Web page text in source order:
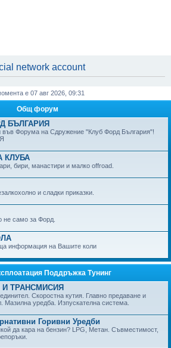
network account
е 07 авг 2026, 09:31
Общ форум
БЪЛГАРИЯ
Форума на Сдружение "Клуб Форд България"!
КЛУБА
бири, манaстири и малко offroad.
и сладки приказки.
не само за Форд.
информация на Вашите коли
Поддръжка Тунинг
И ТРАНСМИСИЯ
Скоростна кутия. Главно предаване и
Мазилна уредба. Изпускателна система.
Горивни Уредби
да кара на бензин? LPG, Метан. Съвместимост,